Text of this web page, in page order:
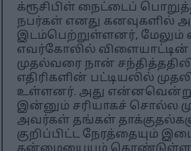
க்ரூசிபிள் நைட்டைப்
நபர்கள் எனது கனவுகளில்
இடம்பெற்றுள்ளனர், மேலும்
எவர்கோலில்
முதல்வரை நான்
எதிரிகளின் பட்டியலில்
உள்ளனர். அது
இன்னும் சரியாகச் சொல்ல
அவர்கள் தங்கள்
குறிப்பிட்ட நேரத்தையும்